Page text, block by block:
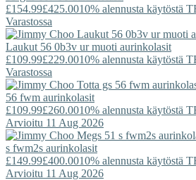
£154.99£425.0010% alennusta käytöstä
Varastossa
Laukut 56 0b3v ur muoti aurinkolasit
£109.99£229.0010% alennusta käytöstä
Varastossa
56 fwm aurinkolasit
£109.99£260.0010% alennusta käytöstä
Arvioitu 11 Aug 2026
s fwm2s aurinkolasit
£149.99£400.0010% alennusta käytöstä
Arvioitu 11 Aug 2026